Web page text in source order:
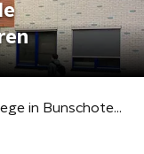
Het Oostwende College in Bunschoten sluit tot de Kerstvakantie de deuren